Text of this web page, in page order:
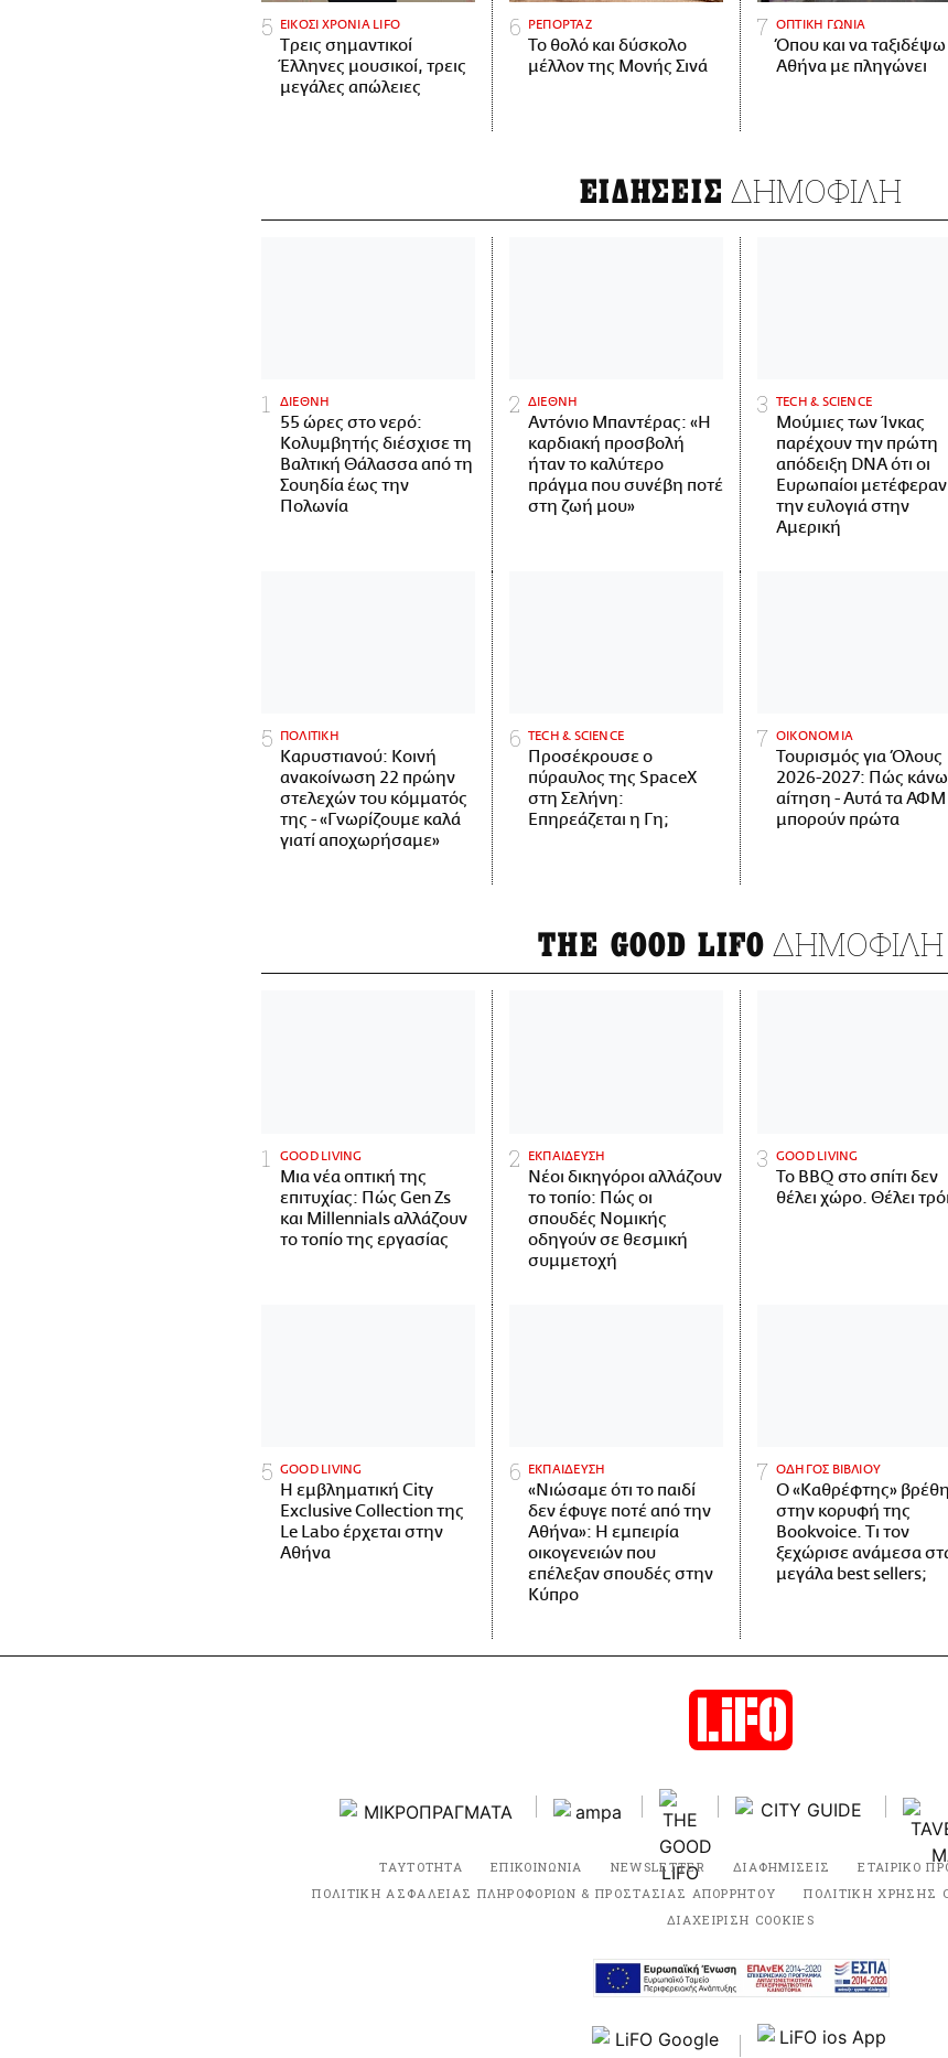
ΕΙΚΟΣΙ ΧΡΟΝΙΑ LIFO
Tρεις σημαντικοί
Έλληνες μουσικοί, τρεις
μεγάλες απώλειες
ΡΕΠΟΡΤΑΖ
Το θολό και δύσκολο
μέλλον της Μονής Σινά
ΟΠΤΙΚΗ ΓΩΝΙΑ
Όπου και να
Αθήνα με πληγώνει
ΕΙΔΗΣΕΙΣ ΔΗΜΟΦΙΛΗ
ΔΙΕΘΝΗ
55 ώρες στο νερό:
Κολυμβητής διέσχισε τη
Βαλτική Θάλασσα από τη
Σουηδία έως την
Πολωνία
ΔΙΕΘΝΗ
Αντόνιο Μπαντέρας: «Η
καρδιακή προσβολή
ήταν το καλύτερο
πράγμα που συνέβη ποτέ
στη ζωή μου»
ΤECH & SCIENCE
Μούμιες των Ίνκας
παρέχουν την πρώτη
απόδειξη DNA ότι οι
Ευρωπαίοι μετέφεραν
την ευλογιά στην
Αμερική
ΠΟΛΙΤΙΚΗ
Καρυστιανού: Κοινή
ανακοίνωση 22 πρώην
στελεχών του κόμματός
της - «Γνωρίζουμε καλά
γιατί αποχωρήσαμε»
ΤECH & SCIENCE
Προσέκρουσε ο
πύραυλος της SpaceX
στη Σελήνη:
Επηρεάζεται η Γη;
ΟΙΚΟΝΟΜΙΑ
Τουρισμός για Όλους
2026-2027: Πώς κάνω
αίτηση - Αυτά τα ΑΦΜ
μπορούν πρώτα
THE GOOD LIFO ΔΗΜΟΦΙΛΗ
GOOD LIVING
Μια νέα οπτική της
επιτυχίας: Πώς Gen Zs
και Millennials αλλάζουν
το τοπίο της εργασίας
ΕΚΠΑΙΔΕΥΣΗ
Νέοι δικηγόροι αλλάζουν
το τοπίο: Πώς οι
σπουδές Νομικής
οδηγούν σε θεσμική
συμμετοχή
GOOD LIVING
Το BBQ στο σπίτι δεν
θέλει χώρο. Θέλει
GOOD LIVING
Η εμβληματική City
Exclusive Collection της
Le Labo έρχεται στην
Αθήνα
ΕΚΠΑΙΔΕΥΣΗ
«Νιώσαμε ότι το παιδί
δεν έφυγε ποτέ από την
Αθήνα»: Η εμπειρία
οικογενειών που
επέλεξαν σπουδές στην
Κύπρο
ΟΔΗΓΟΣ ΒΙΒΛΙΟΥ
Ο «Καθρέφτης»
στην κορυφή της
Bookvoice. Τι τον
ξεχώρισε ανάμεσα
μεγάλα best sellers;
ΤΑΥΤΟΤΗΤΑ ΕΠΙΚΟΙΝΩΝΙΑ NEWSLETTER ΔΙΑΦΗΜΙΣΕΙΣ ΕΤΑΙΡΙΚΟ
ΠΟΛΙΤΙΚΗ ΑΣΦΑΛΕΙΑΣ ΠΛΗΡΟΦΟΡΙΩΝ & ΠΡΟΣΤΑΣΙΑΣ ΑΠΟΡΡΗΤΟΥ
ΠΟΛΙΤΙΚΗ ΧΡΗΣΗΣ
ΔΙΑΧΕΙΡΙΣΗ COOKIES